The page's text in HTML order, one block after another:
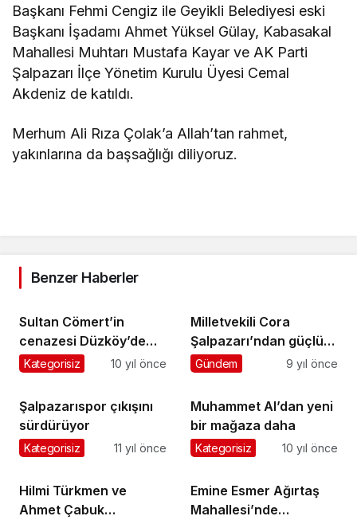
Başkanı Fehmi Cengiz ile Geyikli Belediyesi eski
Başkanı İşadamı Ahmet Yüksel Gülay, Kabasakal
Mahallesi Muhtarı Mustafa Kayar ve AK Parti
Şalpazarı İlçe Yönetim Kurulu Üyesi Cemal
Akdeniz de katıldı.
Merhum Ali Rıza Çolak’a Allah’tan rahmet,
yakınlarına da başsağlığı diliyoruz.
Benzer Haberler
Sultan Cömert’in
cenazesi Düzköy’de
toprağa verildi
Kategorisiz 10 yıl önce
Milletvekili Cora
Şalpazarı’ndan güçlü
destek istedi
Gündem 9 yıl önce
Şalpazarıspor çıkışını
sürdürüyor
Kategorisiz 11 yıl önce
Muhammet Al’dan yeni
bir mağaza daha
Kategorisiz 10 yıl önce
Hilmi Türkmen ve
Ahmet Çabuk
Emine Esmer Ağırtaş
Mahallesi’nde